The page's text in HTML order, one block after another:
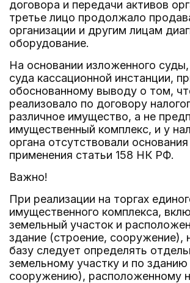
договора и передачи активов
третье лицо продолжало
организации и другим лицам
оборудование.
На основании изложенного
суда кассационной инстанции,
обоснованному выводу о том,
реализовало по договору
различное имущество, а не
имущественный комплекс, и у
органа отсутствовали
применения статьи 158 НК РФ.
Важно!
При реализации на торгах
имущественного комплекса,
земельный участок и
здание (строение, сооружение),
базу следует определять
земельному участку и по
сооружению), расположенному